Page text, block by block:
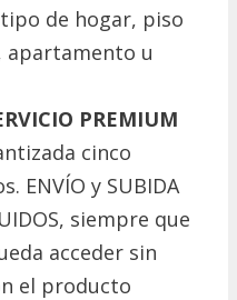
de hogar, piso
apartamento u
PREMIUM
cinco
ENVÍO y SUBIDA
siempre que
acceder sin
el producto